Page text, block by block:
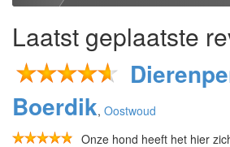
Laatst geplaatste
Boerdik, Oostwoud
Onze hond heeft het hier